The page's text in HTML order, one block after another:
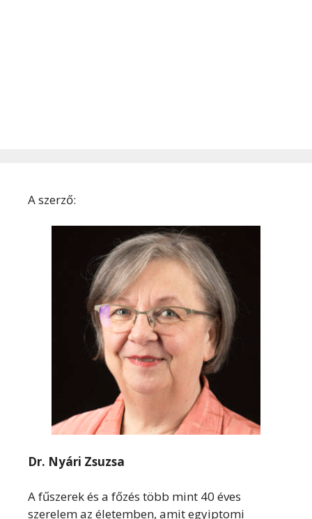
A szerző:
Dr. Nyári Zsuzsa
A fűszerek és a főzés több mint 40 éves
szerelem az életemben, amit egyiptomi